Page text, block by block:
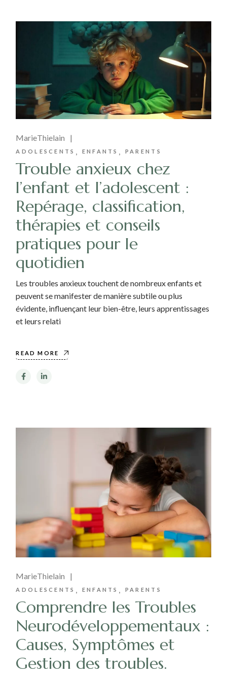
MarieThielain
ADOLESCENTS ENFANTS PARENTS
Trouble anxieux chez
l’enfant et l’adolescent :
Repérage, classification,
thérapies et conseils
pratiques pour le
quotidien
Les troubles anxieux touchent de nombreux enfants et
peuvent se manifester de manière subtile ou plus
évidente, influençant leur bien-être, leurs apprentissages
et leurs relati
READ MORE
MarieThielain
ADOLESCENTS ENFANTS PARENTS
Comprendre les Troubles
Neurodéveloppementaux :
Causes, Symptômes et
Gestion des troubles.